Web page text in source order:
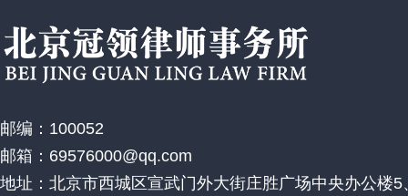
邮编：100052
邮箱：69576000@qq.com
地址：北京市西城区宣武门外大街庄胜广场中央办公楼5